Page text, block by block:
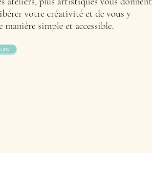
votre créativité et de vous y
manière simple et accessible.